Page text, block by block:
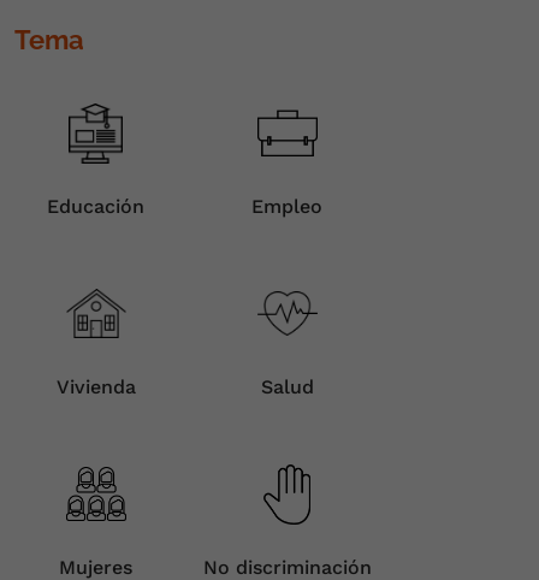
Tema
Educación Empleo
Vivienda Salud
Mujeres No discriminación